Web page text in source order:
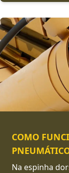
COMO
Na espinha